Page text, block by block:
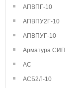
АПВПГ-10
АПВПУ2Г-10
АПВПУГ-10
Арматура СИП
АС
АСБ2Л-10